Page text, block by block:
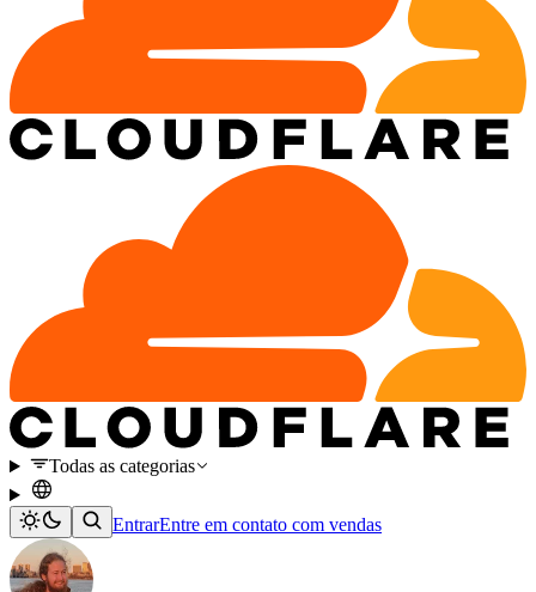
Todas as categorias
EntrarEntre em contato com vendas